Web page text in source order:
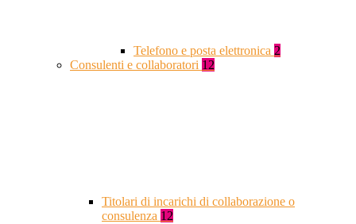
Telefono e posta elettronica 2
Consulenti e collaboratori 12
Titolari di incarichi di collaborazione o
consulenza 12